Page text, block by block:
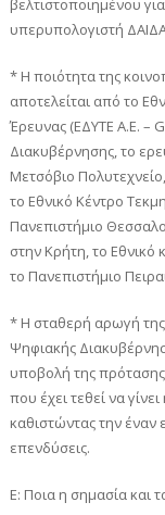
βελτιστοποιημένου
υπερυπολογιστή
* Η ποιότητα της
αποτελείται από το
Έρευνας (ΕΔΥΤΕ Α.Ε. –
Διακυβέρνησης, το
Μετσόβιο
το Εθνικό Κέντρο
Πανεπιστήμιο
στην Κρήτη, το Εθνικό
το Πανεπιστήμιο
* Η σταθερή αρωγή της
Ψηφιακής
υποβολή της
που έχει τεθεί να
καθιστώντας την έναν
επενδύσεις.
Ε: Ποια η σημασία και